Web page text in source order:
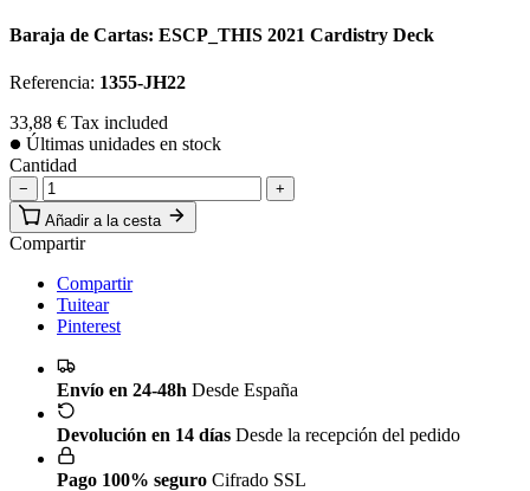
Baraja de Cartas: ESCP_THIS 2021 Cardistry Deck
Referencia: 1355-JH22
33,88 € Tax included
Últimas unidades en stock
Cantidad
−
+
Añadir a la cesta
Compartir
Compartir
Tuitear
Pinterest
Envío en 24-48h Desde España
Devolución en 14 días Desde la recepción del pedido
Pago 100% seguro Cifrado SSL